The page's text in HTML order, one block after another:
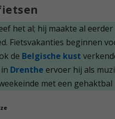
het al; hij maakte al
Fietsvakanties beginnen
de Belgische kust
Drenthe ervoer hij als
met een gehaktbal